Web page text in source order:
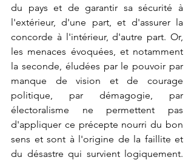
du pays et de garantir sa sécurité à
l'extérieur, d'une part, et d'assurer la
concorde à l'intérieur, d'autre part. Or,
les menaces évoquées, et notamment
la seconde, éludées par le pouvoir par
manque de vision et de courage
politique, par démagogie, par
électoralisme ne permettent pas
d'appliquer ce précepte nourri du bon
sens et sont à l'origine de la faillite et
du désastre qui survient logiquement.